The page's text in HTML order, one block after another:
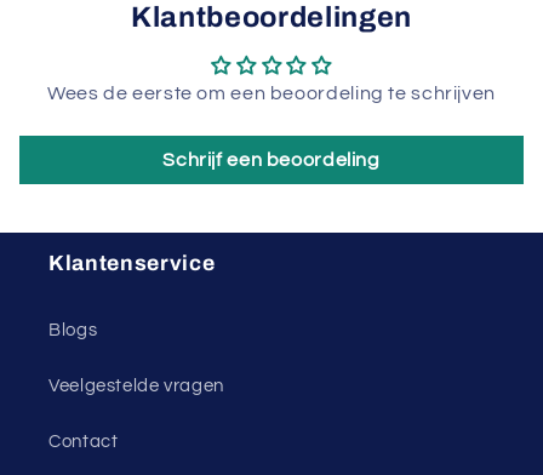
Klantbeoordelingen
Wees de eerste om een beoordeling te schrijven
Schrijf een beoordeling
Klantenservice
Blogs
Veelgestelde vragen
Contact